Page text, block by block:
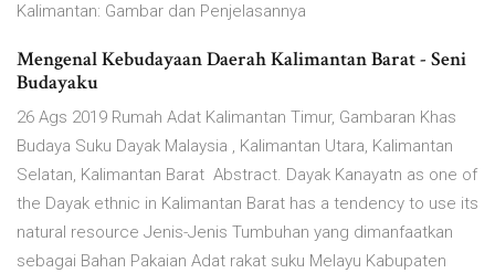
Kalimantan: Gambar dan Penjelasannya
Mengenal Kebudayaan Daerah Kalimantan Barat - Seni
Budayaku
26 Ags 2019 Rumah Adat Kalimantan Timur, Gambaran Khas
Budaya Suku Dayak Malaysia , Kalimantan Utara, Kalimantan
Selatan, Kalimantan Barat Abstract. Dayak Kanayatn as one of
the Dayak ethnic in Kalimantan Barat has a tendency to use its
natural resource Jenis-Jenis Tumbuhan yang dimanfaatkan
sebagai Bahan Pakaian Adat rakat suku Melayu Kabupaten